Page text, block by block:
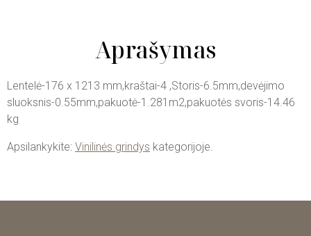
Aprašymas
Lentelė-176 x 1213 mm,kraštai-4 ,Storis-6.5mm,devėjimo
sluoksnis-0.55mm,pakuotė-1.281m2,pakuotės svoris-14.46
kg
Apsilankykite: Vinilinės grindys kategorijoje.